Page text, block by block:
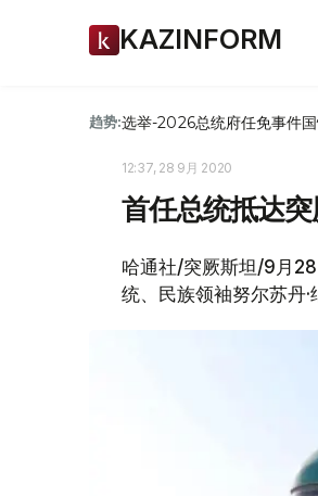
KAZINFORM
趋势:选举-2026总统府任免事件
12:37, 28 9月 2020
首任总统抵达
哈通社/突厥斯坦/9月
统、民族领袖努尔苏丹